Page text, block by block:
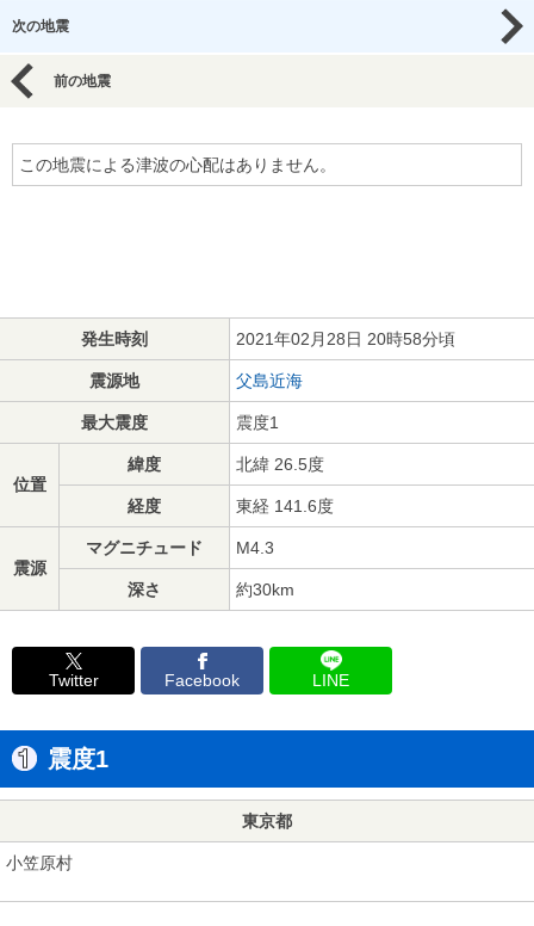
次の地震
前の地震
この地震による津波の心配はありません。
発生時刻 2021年02月28日 20時58分頃
震源地 父島近海
最大震度 震度1
位置
緯度 北緯 26.5度
経度 東経 141.6度
震源
マグニチュード M4.3
深さ 約30km
Twitter Facebook LINE
震度1
東京都
小笠原村